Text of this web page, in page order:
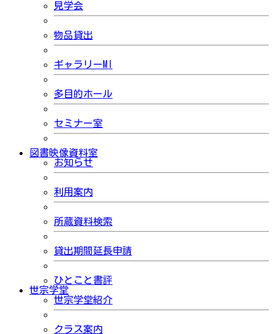
見学会
物品貸出
ギャラリーMI
多目的ホール
セミナー室
図書映像資料室
お知らせ
利用案内
所蔵資料検索
貸出期間延長申請
ひとこと書評
世宗学堂
世宗学堂紹介
クラス案内